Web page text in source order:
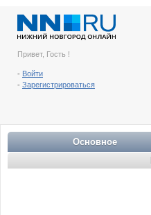
Привет, Гость !
- Войти
- Зарегистрироваться
Основное